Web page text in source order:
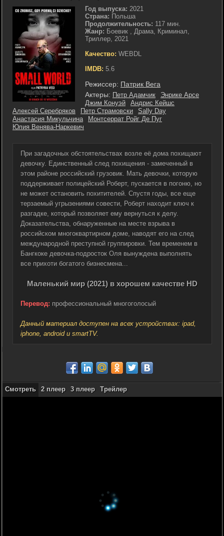
Год выпуска: 2021
Страна: Польша
Продолжительность: 117 мин.
Жанр: Боевик , Драма, Криминал,
Триллер, 2021
Качество: WEBDL
IMDB: 5.6
Режиссер: Патрик Вега
Актеры: Петр Адамчик
Энрике Арсе
Джим Конуэй
Андрис Кейшс
Алексей Серебряков
Петр Страмовски
Sally Day
Анастасия Микульчина
Монтсеррат Ройг Де Пуг
Юлия Венява-Наркевич
При загадочных обстоятельствах возле её дома похищают
девочку. Единственный след похищения - замеченный в
этом районе российский грузовик. Мать девочки, которую
поддерживает полицейский Роберт, пускается в погоню, но
не может остановить похитителей. Спустя годы, все еще
терзаемый угрызениями совести, Роберт находит ключ к
разгадке, который позволяет ему вернуться к делу.
Доказательства, обнаруженные на месте взрыва в
российском многоквартирном доме, наводят его на след
международной преступной группировки. Тем временем в
Бангкоке девочка-подросток Оля вынуждена выполнять
все прихоти богатого бизнесмена...
Маленький мир (2021) в хорошем качестве HD
Перевод: профессиональный многоголосый
Данный материал доступен на всех устройствах: ipad,
iphone, android и smartTV.
Смотреть 2 плеер 3 плеер Трейлер